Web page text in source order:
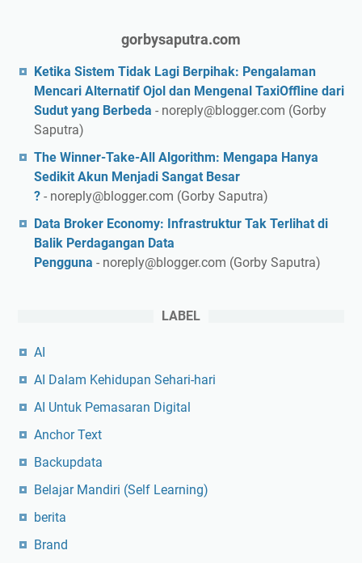
gorbysaputra.com
Ketika Sistem Tidak Lagi Berpihak: Pengalaman
Mencari Alternatif Ojol dan Mengenal TaxiOffline dari
Sudut yang Berbeda - noreply@blogger.com (Gorby
Saputra)
The Winner-Take-All Algorithm: Mengapa Hanya
Sedikit Akun Menjadi Sangat Besar
? - noreply@blogger.com (Gorby Saputra)
Data Broker Economy: Infrastruktur Tak Terlihat di
Balik Perdagangan Data
Pengguna - noreply@blogger.com (Gorby Saputra)
LABEL
AI
AI Dalam Kehidupan Sehari-hari
AI Untuk Pemasaran Digital
Anchor Text
Backupdata
Belajar Mandiri (Self Learning)
berita
Brand